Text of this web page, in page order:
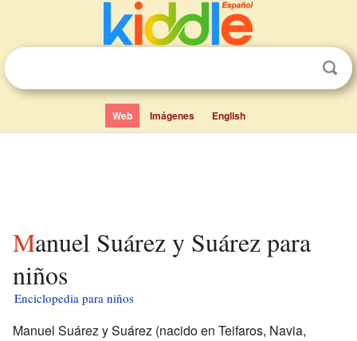
Web Imágenes English
Manuel Suárez y Suárez para
niños
Enciclopedia para niños
Manuel Suárez y Suárez (nacido en Teifaros, Navia,